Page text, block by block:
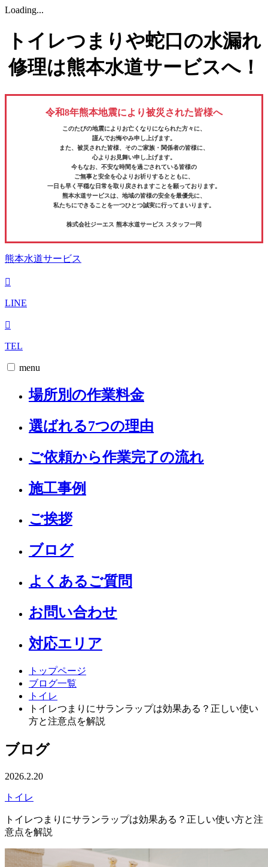
Loading...
トイレつまりや蛇口の水漏れ
修理は熊本水道サービスへ！
令和8年熊本地震により被災された皆様へ
このたびの地震によりお亡くなりになられた方々に、
謹んでお悔やみ申し上げます。
また、被災された皆様、そのご家族・関係者の皆様に、
心よりお見舞い申し上げます。
今もなお、不安な時間を過ごされている皆様の
ご無事と安全を心よりお祈りするとともに、
一日も早く平穏な日常を取り戻されますことを願っております。
熊本水道サービスは、地域の皆様の安全を最優先に、
私たちにできることを一つひとつ誠実に行ってまいります。
株式会社ジーエス 熊本水道サービス スタッフ一同
熊本水道サービス
LINE
TEL
menu
場所別の作業料金
選ばれる7つの理由
ご依頼から作業完了の流れ
施工事例
ご挨拶
ブログ
よくあるご質問
お問い合わせ
対応エリア
トップページ
ブログ一覧
トイレ
トイレつまりにサランラップは効果ある？正しい使い
方と注意点を解説
ブログ
2026.2.20
トイレ
トイレつまりにサランラップは効果ある？正しい使い方と注
意点を解説